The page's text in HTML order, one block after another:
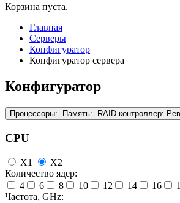
Корзина пуста.
Главная
Серверы
Конфигуратор
Конфигуратор сервера
Конфигуратор
Процессоры: Память: RAID контроллер:
CPU
X1
X2
Количество ядер:
4
6 8 10 12 14 16
Частота, GHz: